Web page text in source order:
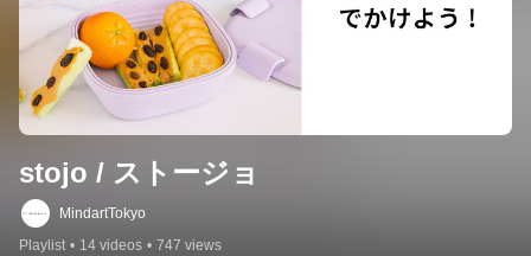
stojo / ストージョ
MindartTokyo
Playlist • 14 videos • 747 views